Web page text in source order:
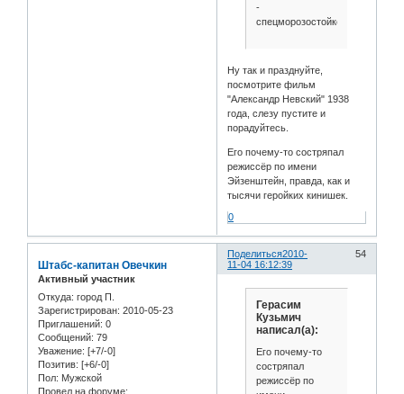
-
спецморозостойкое.
Ну так и празднуйте,
посмотрите фильм
"Александр Невский" 1938
года, слезу пустите и
порадуйтесь.
Его почему-то состряпал
режиссёр по имени
Эйзенштейн, правда, как и
тысячи геройких кинишек.
0
Поделиться 54
2010-
11-04 16:12:39
Штабс-капитан Овечкин
Активный участник
Откуда: город П.
Зарегистрирован: 2010-05-23
Приглашений: 0
Сообщений: 79
Уважение: [+7/-0]
Позитив: [+6/-0]
Пол: Мужской
Провел на форуме:
Герасим
Кузьмич
написал(а):
Его почему-то
состряпал
режиссёр по